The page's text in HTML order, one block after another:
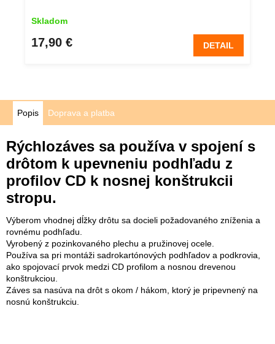
Skladom
17,90 € DETAIL
Popis Doprava a platba
Rýchlozáves sa používa v spojení s
drôtom k upevneniu podhľadu z
profilov CD k nosnej konštrukcii
stropu.
Výberom vhodnej dĺžky drôtu sa docieli požadovaného zníženia a
rovnému podhľadu.
Vyrobený z pozinkovaného plechu a pružinovej ocele.
Používa sa pri montáži sadrokartónových podhľadov a podkrovia,
ako spojovací prvok medzi CD profilom a nosnou drevenou
konštrukciou.
Záves sa nasúva na drôt s okom / hákom, ktorý je pripevnený na
nosnú konštrukciu.